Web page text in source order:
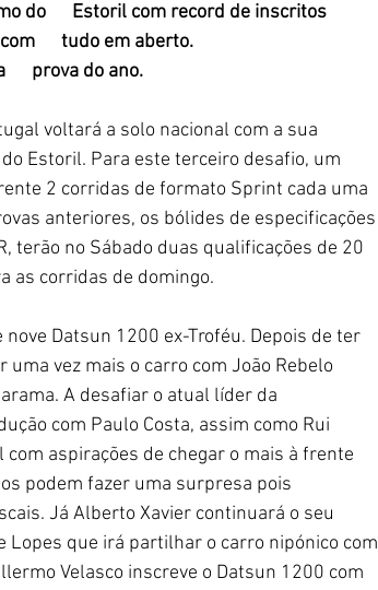
do      Estoril com record de inscritos
tudo em aberto.
prova do ano.
Estoril. Para este terceiro desafio, um
2 corridas de formato Sprint cada uma
anteriores, os bólides de especificações
terão no Sábado duas qualificações de 20
as corridas de domingo.
vez mais o carro com João Rebelo
A desafiar o atual líder da
com Paulo Costa, assim como Rui
aspirações de chegar o mais à frente
podem fazer uma surpresa pois
Já Alberto Xavier continuará o seu
que irá partilhar o carro nipónico com
Velasco inscreve o Datsun 1200 com